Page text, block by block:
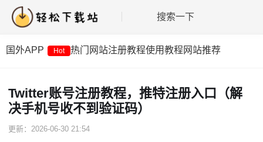
搜索一下
国外APP Hot 热门网站注册教程使用教程 网站推荐
Twitter账号注册教程，推特注册入口（解
决手机号收不到验证码）
更新：2026-06-30 21:54